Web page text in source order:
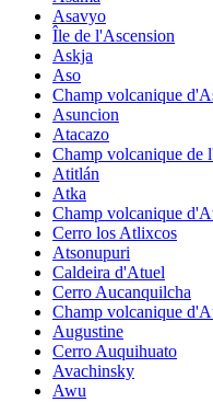
Asavyo
Île de l'Ascension
Askja
Aso
Champ volcanique
Asuncion
Atacazo
Champ volcanique de
Atitlán
Atka
Champ volcanique
Cerro los Atlixcos
Atsonupuri
Caldeira d'Atuel
Cerro Aucanquilcha
Champ volcanique
Augustine
Cerro Auquihuato
Avachinsky
Awu